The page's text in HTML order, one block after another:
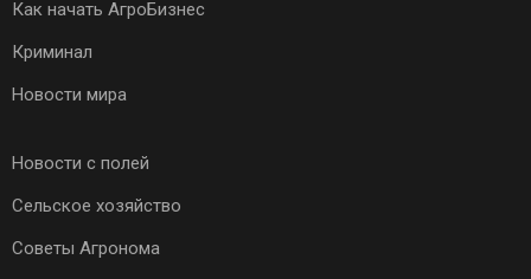
Как начать АгроБизнес
Криминал
Новости мира
Новости с полей
Сельское хозяйство
Советы Агронома